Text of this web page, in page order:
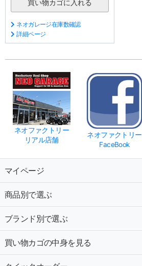
ネオガレージ在庫数確認
詳細ページ
ネオファクトリー
リアル店舗
ネオファクトリー
FaceBook
マイページ
商品別で選ぶ
ブランド別で選ぶ
買い物カゴの中身を見る